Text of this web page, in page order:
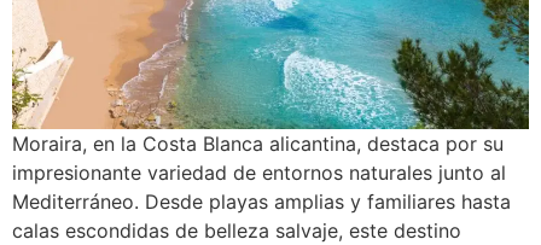
Moraira, en la Costa Blanca alicantina, destaca por su
impresionante variedad de entornos naturales junto al
Mediterráneo. Desde playas amplias y familiares hasta
calas escondidas de belleza salvaje, este destino